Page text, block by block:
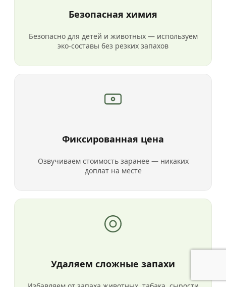
Безопасная химия
Безопасно для детей и животных — используем
эко-составы без резких запахов
Фиксированная цена
Озвучиваем стоимость заранее — никаких
доплат на месте
Удаляем сложные запахи